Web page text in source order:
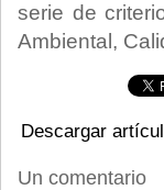
serie de
Ambiental,
Descargar
Un comentario